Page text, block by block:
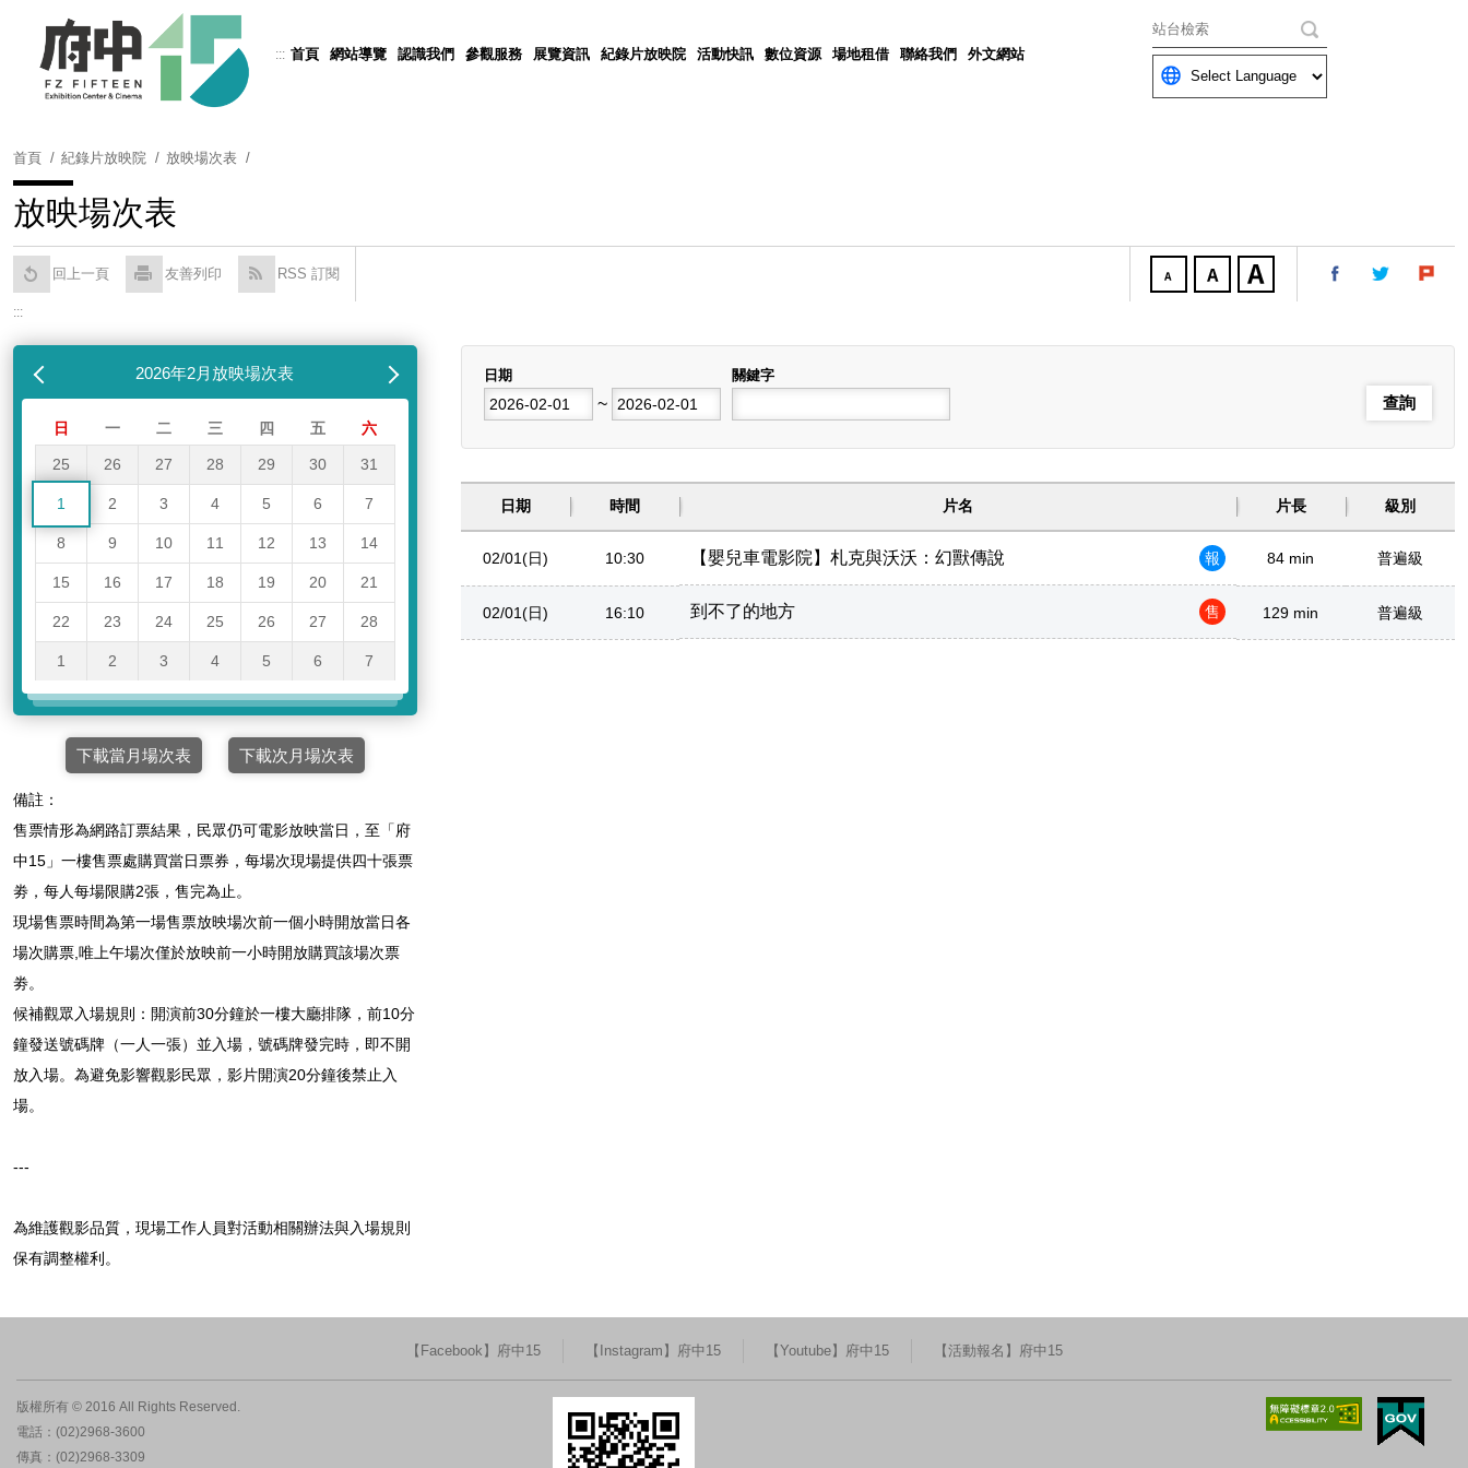
::: 首頁 網站導覽 認識我們 參觀服務 展覽資訊 紀錄片放映院 活動快訊 數位資源 場地租借 聯絡我們 外文網站
關鍵字
Powered by Translate
首頁 紀錄片放映院 放映場次表
放映場次表
回上一頁 友善列印 RSS 訂閱
:::
2026年2月放映場次表
日 一 二 三 四 五 六
25 26 27 28 29 30 31
1 2 3 4 5 6 7
8 9 10 11 12 13 14
15 16 17 18 19 20 21
22 23 24 25 26 27 28
1 2 3 4 5 6 7
下載當月場次表 下載次月場次表
備註：
售票情形為網路訂票結果，民眾仍可電影放映當日，至「府
中15」一樓售票處購買當日票券，每場次現場提供四十張票
劵，每人每場限購2張，售完為止。
現場售票時間為第一場售票放映場次前一個小時開放當日各
場次購票,唯上午場次僅於放映前一小時開放購買該場次票
劵。
候補觀眾入場規則：開演前30分鐘於一樓大廳排隊，前10分
鐘發送號碼牌（一人一張）並入場，號碼牌發完時，即不開
放入場。為避免影響觀影民眾，影片開演20分鐘後禁止入
場。
---
為維護觀影品質，現場工作人員對活動相關辦法與入場規則
保有調整權利。
日期
開始日期
~
關鍵字
日期 時間 片名 片長 級別
02/01(日) 10:30 【嬰兒車電影院】札克與沃沃：幻獸傳說 報 84 min 普遍級
02/01(日) 16:10 到不了的地方 售 129 min 普遍級
【Facebook】府中15 【Instagram】府中15 【Youtube】府中15 【活動報名】府中15
版權所有 © 2016 All Rights Reserved.
電話：(02)2968-3600
傳真：(02)2968-3309